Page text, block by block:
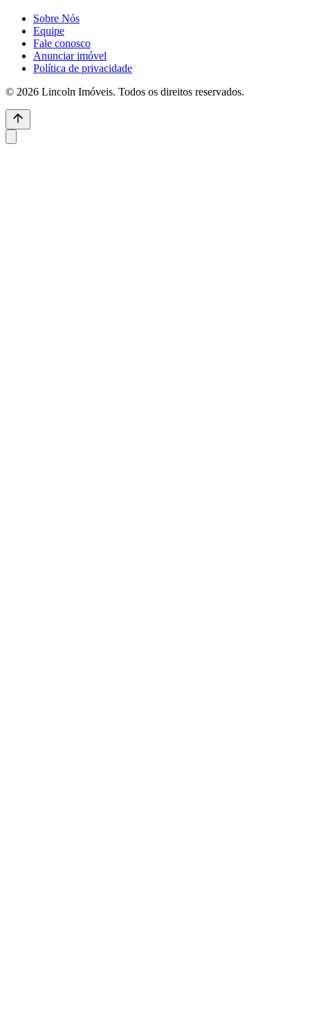
Sobre Nós
Equipe
Fale conosco
Anunciar imóvel
Política de privacidade
© 2026 Lincoln Imóveis. Todos os direitos reservados.